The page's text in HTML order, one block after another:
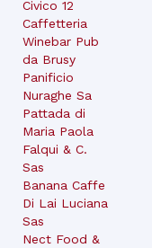
Civico 12
Caffetteria
Winebar Pub
da Brusy
Panificio
Nuraghe Sa
Pattada di
Maria Paola
Falqui & C.
Sas
Banana Caffe
Di Lai Luciana
Sas
Nect Food &